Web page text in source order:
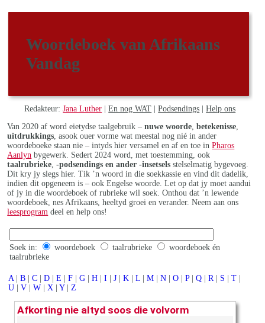
Woordeboek van Afrikaans
Vandag
Redakteur:Jana Luther |En nog WAT |Podsendings |Help ons
Van 2020 af word eietydse taalgebruik –nuwe woorde ,betekenisse
uitdrukkings , asook ouer vorme wat meestal nog nié in ander
woordeboeke staan nie – intyds hier versamel en af en toe inPharos
Aanlyn bygewerk. Sedert 2024 word, met toestemming, ook
taalrubrieke ,-podsendings en ander -insetsels stelselmatig bygevoeg.
Dit kry jy slegs hier. Tik ’n woord in die soekkassie en vind dit dadelik,
indien dit opgeneem is – ook Engelse woorde. Let op dat jy moet aandui
of jy in die woordeboek of rubrieke wil soek. Onthou dat ’n lewende
woordeboek, nes Afrikaans, heeltyd groei en verander. Neem aan ons
leesprogram deel en help ons!
Soek in: woordeboek taalrubrieke
woordeboek én
taalrubrieke
A | B | C | D | E | F | G | H | I | J | K | L | M | N | O | P | Q | R | S | T |
U | V | W | X | Y | Z
Afkorting nie altyd soos die volvorm